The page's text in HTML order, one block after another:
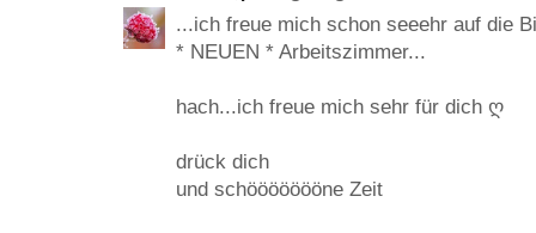
...ich freue mich schon seeehr auf die
* NEUEN * Arbeitszimmer...
hach...ich freue mich sehr für dich ღ
drück dich
und schöööööööne Zeit